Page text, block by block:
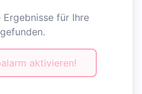
Ergebnisse für Ihre
aktivieren!